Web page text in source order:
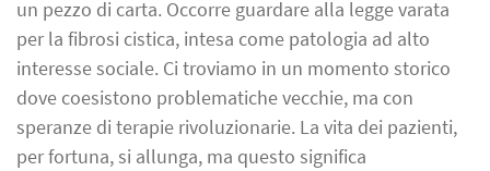
un pezzo di carta. Occorre guardare alla legge varata
per la fibrosi cistica, intesa come patologia ad alto
interesse sociale. Ci troviamo in un momento storico
dove coesistono problematiche vecchie, ma con
speranze di terapie rivoluzionarie. La vita dei pazienti,
per fortuna, si allunga, ma questo significa